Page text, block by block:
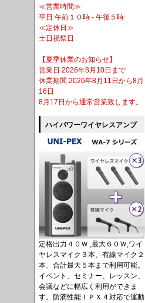
≪営業時間≫
平日 午前１０時 - 午後５時
≪定休日≫
土日祝祭日
【夏季休業のお知らせ】
営業日 2026年8月10日まで
休業期間 2026年8月11日から8月
16日
8月17日から通常営業致します。
ハイパワーワイヤレスアンプ
定格出力４０Ｗ ,最大６０Ｗ,ワイ
ヤレスマイク３本、有線マイク２
本、合計最大５本まで利用可能。
イベント、セミナー、レッスン、
会議などに幅広く利用ができま
す。防滴性能ＩＰＸ４対応で運動